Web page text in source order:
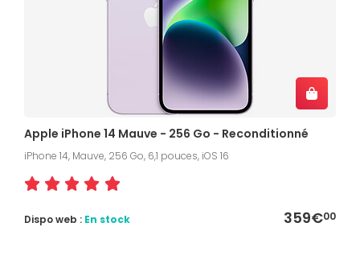
Apple iPhone 14 Mauve - 256 Go - Reconditionné
iPhone 14, Mauve, 256 Go, 6,1 pouces, iOS 16
359€00
Dispo web : En stock